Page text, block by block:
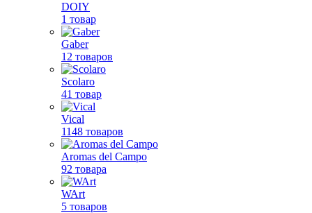
DOIY
1 товар
Gaber
12 товаров
Scolaro
41 товар
Vical
1148 товаров
Aromas del Campo
92 товара
WArt
5 товаров